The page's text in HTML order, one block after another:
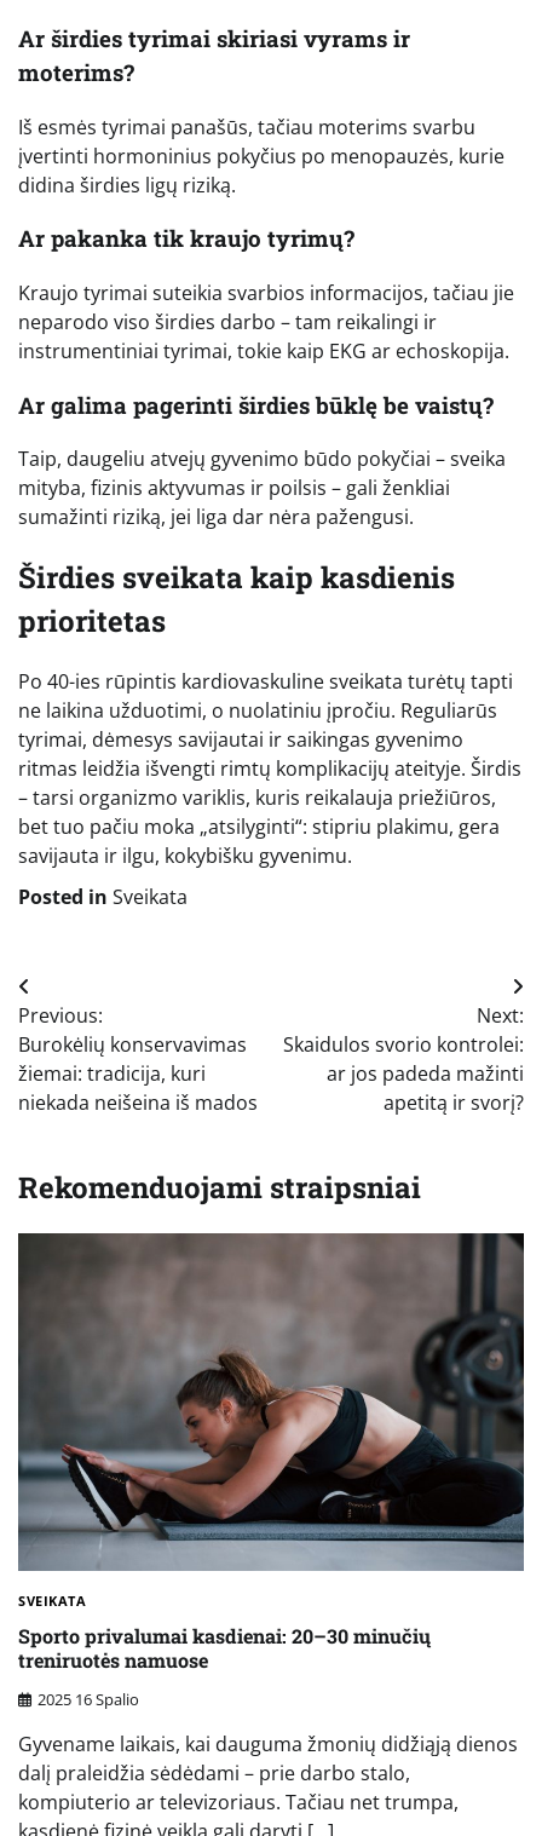
Ar širdies tyrimai skiriasi vyrams ir
moterims?
Iš esmės tyrimai panašūs, tačiau moterims svarbu
įvertinti hormoninius pokyčius po menopauzės, kurie
didina širdies ligų riziką.
Ar pakanka tik kraujo tyrimų?
Kraujo tyrimai suteikia svarbios informacijos, tačiau jie
neparodo viso širdies darbo – tam reikalingi ir
instrumentiniai tyrimai, tokie kaip EKG ar echoskopija.
Ar galima pagerinti širdies būklę be vaistų?
Taip, daugeliu atvejų gyvenimo būdo pokyčiai – sveika
mityba, fizinis aktyvumas ir poilsis – gali ženkliai
sumažinti riziką, jei liga dar nėra pažengusi.
Širdies sveikata kaip kasdienis
prioritetas
Po 40-ies rūpintis kardiovaskuline sveikata turėtų tapti
ne laikina užduotimi, o nuolatiniu įpročiu. Reguliarūs
tyrimai, dėmesys savijautai ir saikingas gyvenimo
ritmas leidžia išvengti rimtų komplikacijų ateityje. Širdis
– tarsi organizmo variklis, kuris reikalauja priežiūros,
bet tuo pačiu moka „atsilyginti“: stipriu plakimu, gera
savijauta ir ilgu, kokybišku gyvenimu.
Posted in Sveikata
Navigacija
tarp
įrašų
Previous:
Burokėlių konservavimas
žiemai: tradicija, kuri
niekada neišeina iš mados
Next:
Skaidulos svorio kontrolei:
ar jos padeda mažinti
apetitą ir svorį?
Rekomenduojami straipsniai
SVEIKATA
Sporto privalumai kasdienai: 20–30 minučių
treniruotės namuose
2025 16 Spalio
Gyvename laikais, kai dauguma žmonių didžiąją dienos
dalį praleidžia sėdėdami – prie darbo stalo,
kompiuterio ar televizoriaus. Tačiau net trumpa,